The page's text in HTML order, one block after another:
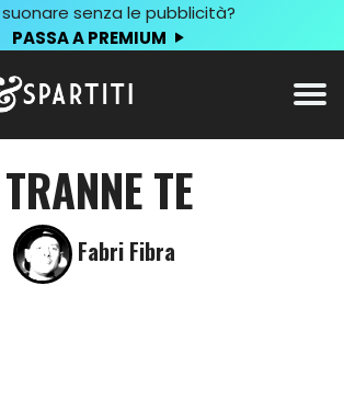
senza le pubblicità?
PASSA A PREMIUM
TRANNE TE
Fabri Fibra